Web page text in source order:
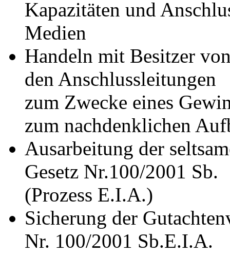
Kapazitäten und
Medien
Handeln mit Besitzer
den Anschlussleitungen
zum Zwecke eines
zum nachdenklichen
Ausarbeitung der
Gesetz Nr.100/2001 Sb.
(Prozess E.I.A.)
Sicherung der
Nr. 100/2001 Sb.E.I.A.